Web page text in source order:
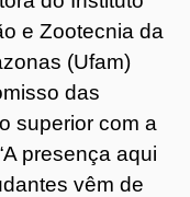
e Zootecnia da
(Ufam)
das
superior com a
presença aqui
vêm de